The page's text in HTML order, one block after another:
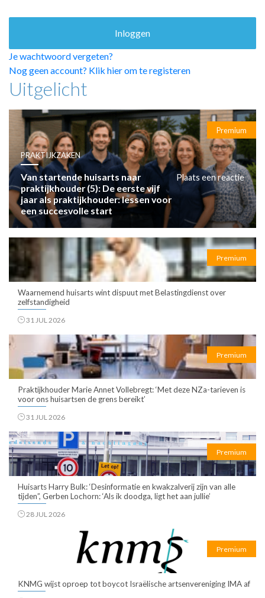
PRAKTIJKZAKEN
TARIEVEN
VPHUISARTSEN
MEDISCHE VAKHANDEL
INLOGGEN
REGISTRATIE
Je wachtwoord vergeten?
Nog geen account? Klik hier om te registeren
Uitgelicht
Premium
PRAKTIJKZAKEN
Van startende huisarts naar
praktijkhouder (5): De eerste vijf
jaar als praktijkhouder: lessen voor
een succesvolle start
Plaats een reactie
Premium
Waarnemend huisarts wint dispuut met Belastingdienst over
zelfstandigheid
31 JUL 2026
Premium
Praktijkhouder Marie Annet Vollebregt: ‘Met deze NZa-tarieven is
voor ons huisartsen de grens bereikt’
31 JUL 2026
Premium
Huisarts Harry Bulk: ‘Desinformatie en kwakzalverij zijn van alle
tijden”, Gerben Lochorn: ‘Als ik doodga, ligt het aan jullie’
28 JUL 2026
Premium
KNMG wijst oproep tot boycot Israëlische artsenvereniging IMA af